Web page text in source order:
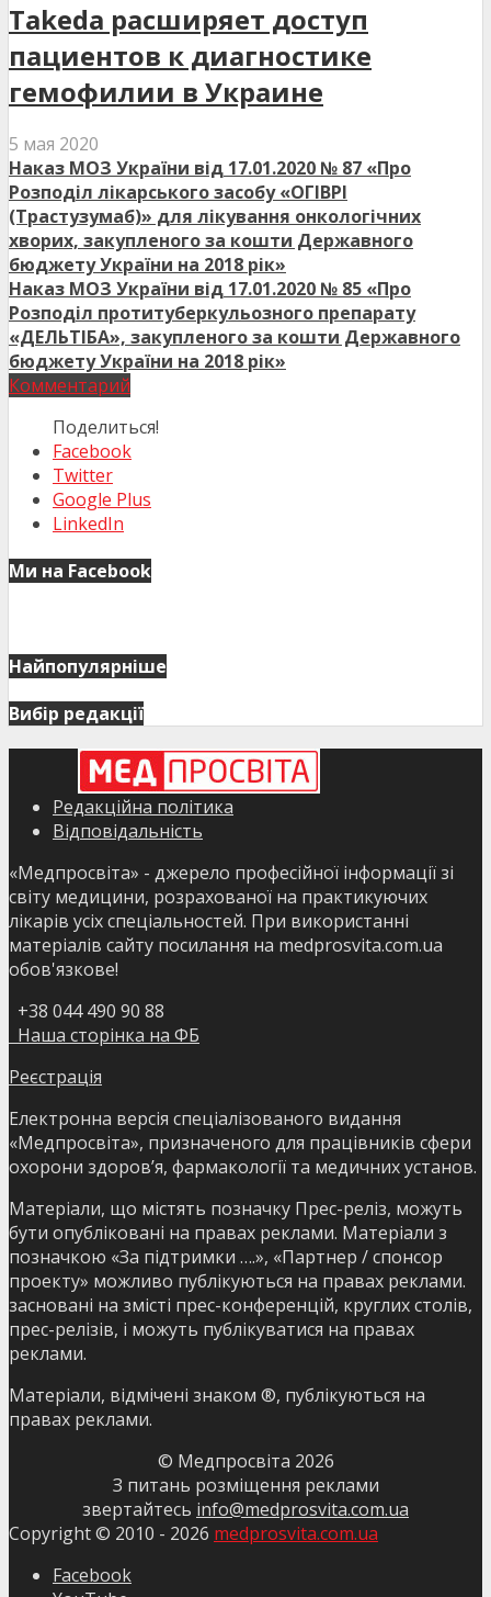
Takeda расширяет доступ
пациентов к диагностике
гемофилии в Украине
5 мая 2020
Наказ МОЗ України від 17.01.2020 № 87 «Про
Розподіл лікарського засобу «ОГІВРІ
(Трастузумаб)» для лікування онкологічних
хворих, закупленого за кошти Державного
бюджету України на 2018 рік»
Наказ МОЗ України від 17.01.2020 № 85 «Про
Розподіл протитуберкульозного препарату
«ДЕЛЬТІБА», закупленого за кошти Державного
бюджету України на 2018 рік»
Комментарий
Поделиться!
Facebook
Twitter
Google Plus
LinkedIn
Ми на Facebook
Найпопулярніше
Вибір редакції
Редакційна політика
Відповідальність
«Медпросвіта» - джерело професійної інформації зі
світу медицини, розрахованої на практикуючих
лікарів усіх спеціальностей. При використанні
матеріалів сайту посилання на medprosvita.com.ua
обов'язкове!
+38 044 490 90 88
Наша сторінка на ФБ
Реєстрація
Електронна версія спеціалізованого видання
«Медпросвіта», призначеного для працівників сфери
охорони здоров’я, фармакології та медичних установ.
Матеріали, що містять позначку Прес-реліз, можуть
бути опубліковані на правах реклами. Матеріали з
позначкою «За підтримки ….», «Партнер / спонсор
проекту» можливо публікуються на правах реклами.
засновані на змісті прес-конференцій, круглих столів,
прес-релізів, і можуть публікуватися на правах
реклами.
Матеріали, відмічені знаком ®, публікуються на
правах реклами.
© Медпросвіта 2026
З питань розміщення реклами
звертайтесь info@medprosvita.com.ua
Copyright © 2010 - 2026 medprosvita.com.ua
Facebook